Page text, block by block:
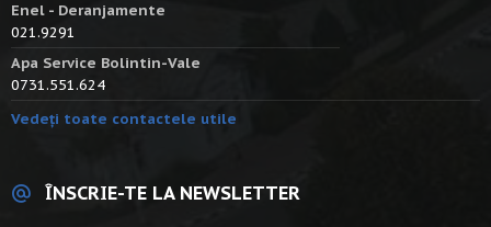
Enel - Deranjamente
021.9291
Apa Service Bolintin-Vale
0731.551.624
Vedeți toate contactele utile
ÎNSCRIE-TE LA NEWSLETTER